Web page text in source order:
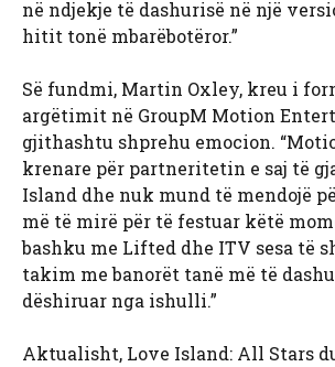
në ndjekje të dashurisë në një
hitit tonë mbarëbotëror.”
Së fundmi, Martin Oxley, kreu i
argëtimit në GroupM Motion
gjithashtu shprehu emocion.
krenare për partneritetin e saj të
Island dhe nuk mund të mendojë
më të mirë për të festuar këtë
bashku me Lifted dhe ITV sesa të
takim me banorët tanë më të
dëshiruar nga ishulli.”
Aktualisht, Love Island: All Stars